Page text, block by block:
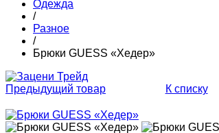
Одежда
/
Разное
/
Брюки GUESS «Хедер»
Предыдущий товар К списку